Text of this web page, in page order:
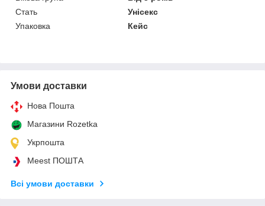
Стать
Унісекс
Упаковка
Кейс
Умови доставки
Нова Пошта
Магазини Rozetka
Укрпошта
Meest ПОШТА
Всі умови доставки